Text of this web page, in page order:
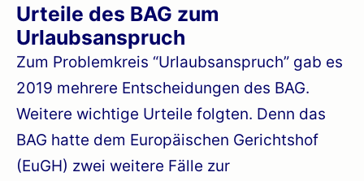
Urteile des BAG zum
Urlaubsanspruch
Zum Problemkreis “Urlaubsanspruch” gab es
2019 mehrere Entscheidungen des BAG.
Weitere wichtige Urteile folgten. Denn das
BAG hatte dem Europäischen Gerichtshof
(EuGH) zwei weitere Fälle zur